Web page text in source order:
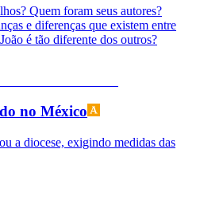
Quem foram seus autores?
e diferenças que existem entre
é tão diferente dos outros?
no México
a diocese, exigindo medidas das